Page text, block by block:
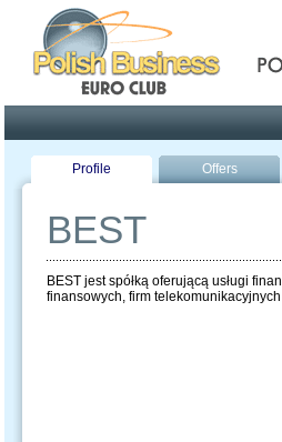
Profile Offers
BEST
BEST jest spółką oferującą usługi
finansowych, firm